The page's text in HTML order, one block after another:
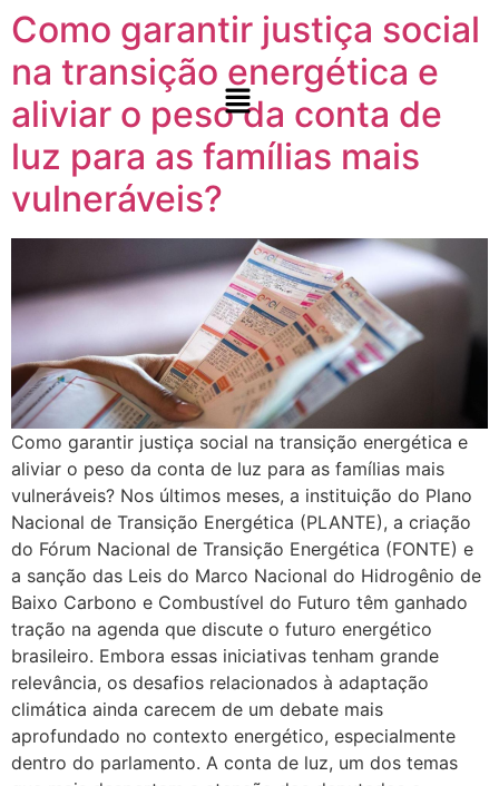
Como garantir justiça social
na transição energética e
aliviar o peso da conta de
luz para as famílias mais
vulneráveis?​
Como garantir justiça social na transição energética e aliviar o peso da conta de luz para as famílias mais vulneráveis? Nos últimos meses, a instituição do Plano Nacional de Transição Energética (PLANTE), a criação do Fórum Nacional de Transição Energética (FONTE) e a sanção das Leis do Marco Nacional do Hidrogênio de Baixo Carbono e Combustível do Futuro têm ganhado tração na agenda que discute o futuro energético brasileiro. Embora essas iniciativas tenham grande relevância, os desafios relacionados à adaptação climática ainda carecem de um debate mais aprofundado no contexto energético, especialmente dentro do parlamento. A conta de luz, um dos temas que mais despertam a atenção dos deputados e senadores, influencia diretamente a capacidade das famílias brasileiras, especialmente no Norte e Nordeste, de atenderem suas necessidades básicas, como alimentação, conforme o estudo “Justiça Energética – Pesquisa de Opinião Pública, publicado pelo Instituto Pólis. As famílias em maior vulnerabilidade socioeconômica, que dependem da energia para terem acesso à educação, conforto térmico e demais condições para ter uma boa qualidade de vida estão tendo dificuldades para pagarem suas contas todo mês. Na medida que o tempo passa, esse quadro vai se agravando gradativamente, exigindo uma revisão rápida que promova justiça tarifária com essa situação em mente. Com esse objetivo, três projetos de lei foram apresentados no parlamento em outubro, visando ampliar o debate de justiça social no processo de transição energética em curso. As propostas buscam: garantir a participação da sociedade civil e movimentos sociais no âmbito do Conselho Nacional de Política Energética (CNPE); definir o conceito de pobreza energética, bem como medidas para seu combate; e por fim, a atualização das faixas de consumo dos beneficiários da Tarifa Social de Energia Elétrica. Apresentadas pela deputada Carla Ayres (PT/SC), as iniciativas representam um primeiro passo para preencher a lacuna de discussão sobre inclusão social no Congresso Nacional, trazendo o tema para o centro de debate. E você, como acha que a transição energética pode promover justiça social e climática? Leia o estudo completo e compartilhe essa mensagem para ampliarmos o debate! Leia o Documento Anterior Notícias Como garantir justiça social na transição energética e aliviar o peso da conta de luz para as famílias mais vulneráveis?​ Como garantir justiça social na transição energética e aliviar o… Leia mais 21 de outubro de 2024 Consulta Pública: Coalizão Energia Limpa contribui com o MME sobre a operação em condição diferenciada de usinas termoelétricas para atendimento de potência no SIN Coalizão Energia Limpa contribui com o MME sobre a operação… Leia mais 7 de outubro de 2024 Posicionamento Crítico Crise Hídrica e Energia: Propostas para Aumentar a Resiliência do Sistema Elétrico no Horário de Ponta Posicionamento Crítico | Crise Hídrica e Resiliência Energética: Soluções para… Leia mais 26 de setembro de 2024 Organizações Lançam Posicionamento crítico à Nova Política Nacional de Transição Energética e ao Decreto “Gás para Empregar” Organizações Lançam Posicionamento crítico à Nova Política Nacional de Transição… Leia mais 4 de setembro de 2024 Coalizão Energia Limpa participa da Consulta Pública do MME sobre processo de licenciamento ambiental Coalizão Energia Limpa participa da Consulta Pública do MME sobre… Leia mais 29 de julho de 2024 Carregar mais Consulta Pública: Coalizão Energia Limpa contribui com o MME sobre a operação em condição diferenciada de usinas termoelétricas para atendimento de potência no SIN 7 de outubro de 2024.elementor-663 .elementor-element.elementor-element-146986ff{–display:flex;–flex-direction:column;–container-widget-width:100%;–container-widget-height:initial;–container-widget-flex-grow:0;–container-widget-align-self:initial;–flex-wrap-mobile:wrap;–background-transition:0.3s;}.elementor-widget-image .widget-image-caption{color:var( –e-global-color-text );font-family:var( –e-global-typography-text-font-family ), Sans-serif;font-size:var( –e-global-typography-text-font-size );font-weight:var( –e-global-typography-text-font-weight );}.elementor-663 .elementor-element.elementor-element-13ee6f7e > .elementor-widget-container{margin:-10px 0px 0px 0px;}.elementor-663 .elementor-element.elementor-element-18403a1f{–display:flex;–flex-direction:row;–container-widget-width:initial;–container-widget-height:100%;–container-widget-flex-grow:1;–container-widget-align-self:stretch;–flex-wrap-mobile:wrap;–gap:0px 16px;–background-transition:0.3s;–margin-top:0px;–margin-bottom:0px;–margin-left:0px;–margin-right:0px;–padding-top:0px;–padding-bottom:0px;–padding-left:0px;–padding-right:0px;}.elementor-663 .elementor-element.elementor-element-558f9ce4{–display:flex;–flex-direction:column;–container-widget-width:100%;–container-widget-height:initial;–container-widget-flex-grow:0;–container-widget-align-self:initial;–flex-wrap-mobile:wrap;–background-transition:0.3s;}.elementor-663 .elementor-element.elementor-element-558f9ce4.e-con{–flex-grow:0;–flex-shrink:0;}.elementor-widget-heading .elementor-heading-title{color:var( –e-global-color-primary );font-family:var( –e-global-typography-primary-font-family ), Sans-serif;font-size:var( –e-global-typography-primary-font-size );font-weight:var( –e-global-typography-primary-font-weight );}.elementor-663 .elementor-element.elementor-element-27733e87 .wpr-post-info-taxonomy a{display:inline-block;color:#605BE5;padding:0px 0px 0px 0px;margin:0px 0px 0px 0px;border-style:none;border-radius:0px 0px 0px 0px;}.elementor-663 .elementor-element.elementor-element-27733e87 .wpr-post-info-taxonomy > span:not(.wpr-post-info-text){display:inline-block;color:#605BE5;padding:0px 0px 0px 0px;margin:0px 0px 0px 0px;border-style:none;border-radius:0px 0px 0px 0px;}.elementor-663 .elementor-element.elementor-element-27733e87 .wpr-post-info-vertical li{padding-bottom:0px;margin-bottom:0px;}.elementor-663 .elementor-element.elementor-element-27733e87 .wpr-post-info-horizontal li{padding-right:0px;}.elementor-663 .elementor-element.elementor-element-27733e87 .wpr-post-info-horizontal li:after{right:calc(0px / 2);}.elementor-663 .elementor-element.elementor-element-27733e87 .wpr-post-info{text-align:center;}.elementor-663 .elementor-element.elementor-element-27733e87 .wpr-post-info li{color:#959595;}.elementor-663 .elementor-element.elementor-element-27733e87 .wpr-post-info li:not(.wpr-post-info-taxonomy):not(.wpr-post-info-custom-field) a{color:#959595;}.elementor-663 .elementor-element.elementor-element-27733e87 .wpr-post-info li:not(.wpr-post-info-taxonomy):not(.wpr-post-info-custom-field){font-size:12px;}.elementor-663 .elementor-element.elementor-element-27733e87 .wpr-post-info li a{transition-duration:0.1s;}.elementor-663 .elementor-element.elementor-element-27733e87 .avatar{border-radius:0px 0px 0px 0px;}.elementor-663 .elementor-element.elementor-element-27733e87 .wpr-post-info-taxonomy a, .elementor-663 .elementor-element.elementor-element-27733e87 .wpr-post-info-taxonomy > span:not(.wpr-post-info-text){font-size:15px;}.elementor-663 .elementor-element.elementor-element-27733e87 .wpr-post-info-taxonomy a:hover{color:#54595F;}.elementor-663 .elementor-element.elementor-element-27733e87 .wpr-post-info li:not(.wpr-post-info-custom-field) i{color:#333333;}.elementor-663 .elementor-element.elementor-element-27733e87 .wpr-post-info li:not(.wpr-post-info-custom-field) svg{fill:#333333;}.elementor-663 .elementor-element.elementor-element-27733e87 .wpr-post-info li i{font-size:16px;margin-right:5px;}.elementor-663 .elementor-element.elementor-element-27733e87 .wpr-post-info li svg{width:16px;height:16px;margin-right:5px;}.elementor-663 .elementor-element.elementor-element-27733e87 .wpr-post-info li .wpr-post-info-text{color:#333333;font-size:12px;}.elementor-663 .elementor-element.elementor-element-27733e87 .wpr-post-info li .wpr-post-info-text span{margin-right:10px;}.elementor-663 .elementor-element.elementor-element-27733e87.elementor-element{–align-self:flex-start;}.elementor-widget-text-editor{color:var( –e-global-color-text );font-family:var( –e-global-typography-text-font-family ), Sans-serif;font-size:var( –e-global-typography-text-font-size );font-weight:var( –e-global-typography-text-font-weight );}.elementor-widget-text-editor.elementor-drop-cap-view-stacked .elementor-drop-cap{background-color:var( –e-global-color-primary );}.elementor-widget-text-editor.elementor-drop-cap-view-framed .elementor-drop-cap, .elementor-widget-text-editor.elementor-drop-cap-view-default .elementor-drop-cap{color:var( –e-global-color-primary );border-color:var( –e-global-color-primary );}.elementor-663 .elementor-element.elementor-element-43032981{text-align:justify;color:#646464;}.elementor-663 .elementor-element.elementor-element-43032981 > .elementor-widget-container{margin:10px 10px 10px 10px;padding:10px 10px 10px 10px;}.elementor-663 .elementor-element.elementor-element-63faaa66 .wpr-post-navigation-wrap{border-color:#e8e8e8;border-width:1px 0 1px 0;}.elementor-663 .elementor-element.elementor-element-63faaa66 .wpr-post-nav-divider{background-color:#e8e8e8;width:1px;}.elementor-663 .elementor-element.elementor-element-63faaa66 .wpr-post-navigation-wrap.wpr-post-nav-dividers{padding:0px 0px 0px 0px;}.elementor-663 .elementor-element.elementor-element-63faaa66 .wpr-post-nav-bg-images .wpr-post-navigation{padding:0px 0px 0px 0px;}.elementor-663 .elementor-element.elementor-element-63faaa66 .wpr-post-navigation i{color:#605BE5;border-color:#E8E8E8;transition:color 0.5s, background-color 0.5s, border-color 0.5s;font-size:7px;width:40px;height:50px;line-height:50px;border-style:none;border-radius:0px 0px 0px 0px;}.elementor-663 .elementor-element.elementor-element-63faaa66 .wpr-post-navigation svg path{color:#605BE5;}.elementor-663 .elementor-element.elementor-element-63faaa66 .wpr-posts-navigation-svg-wrapper svg{fill:#605BE5;transition:fill 0.